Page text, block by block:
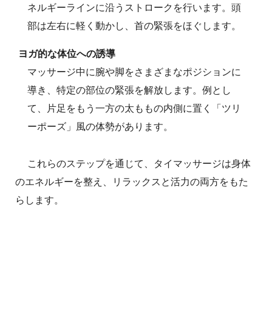
ネルギーラインに沿うストロークを行います。頭
部は左右に軽く動かし、首の緊張をほぐします。
ヨガ的な体位への誘導
マッサージ中に腕や脚をさまざまなポジションに
導き、特定の部位の緊張を解放します。例とし
て、片足をもう一方の太ももの内側に置く「ツリ
ーポーズ」風の体勢があります。
これらのステップを通じて、タイマッサージは身体
のエネルギーを整え、リラックスと活力の両方をもた
らします。